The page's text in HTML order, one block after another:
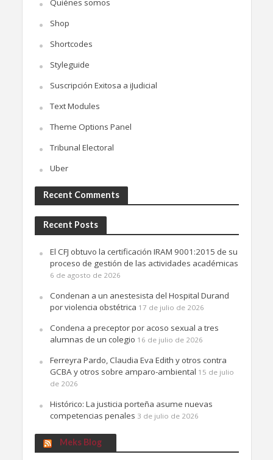
Quiénes somos
Shop
Shortcodes
Styleguide
Suscripción Exitosa a iJudicial
Text Modules
Theme Options Panel
Tribunal Electoral
Uber
Recent Comments
Recent Posts
El CFJ obtuvo la certificación IRAM 9001:2015 de su
proceso de gestión de las actividades académicas
6 de agosto de 2026
Condenan a un anestesista del Hospital Durand
por violencia obstétrica 17 de julio de 2026
Condena a preceptor por acoso sexual a tres
alumnas de un colegio 16 de julio de 2026
Ferreyra Pardo, Claudia Eva Edith y otros contra
GCBA y otros sobre amparo-ambiental 15 de julio
de 2026
Histórico: La justicia porteña asume nuevas
competencias penales 3 de julio de 2026
Meks Blog